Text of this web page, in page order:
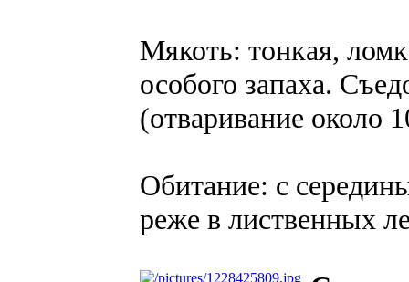
Мякоть: тонкая,
особого запаха.
(отваривание около
Обитание: с
реже в лиственных